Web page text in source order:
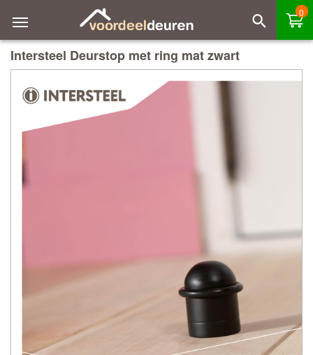
0
Intersteel Deurstop met ring mat zwart